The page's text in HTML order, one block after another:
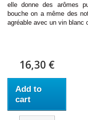
elle donne des arômes
bouche on a même des
agréable avec un vin blanc
16,30 €
Add to
cart